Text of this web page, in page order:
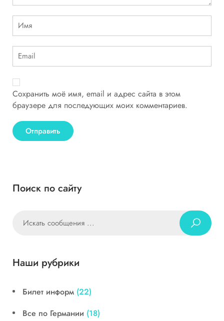
Сохранить моё имя, email и адрес сайта в этом
браузере для последующих моих комментариев.
Поиск по сайту
Наши рубрики
Билет информ (22)
Все по Германии (18)